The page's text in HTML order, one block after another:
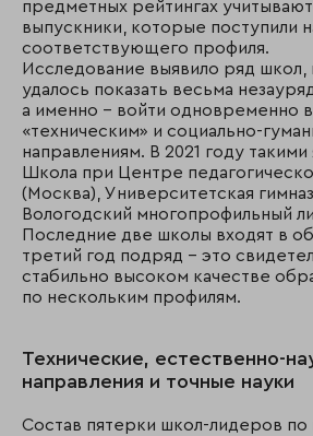
предметных рейтингах
выпускники, которые поступили
соответствующего профиля.
Исследование выявило ряд
удалось показать весьма
а именно – войти одновременно
«техническим» и социально-
направлениям. В 2021 году такими
Школа при Центре
(Москва), Университетская
Вологодский многопрофильный
Последние две школы входят в
третий год подряд – это
стабильно высоком качестве
по нескольким профилям.
Технические, естественно-
направления и точные науки
Состав пятерки школ-лидеров по